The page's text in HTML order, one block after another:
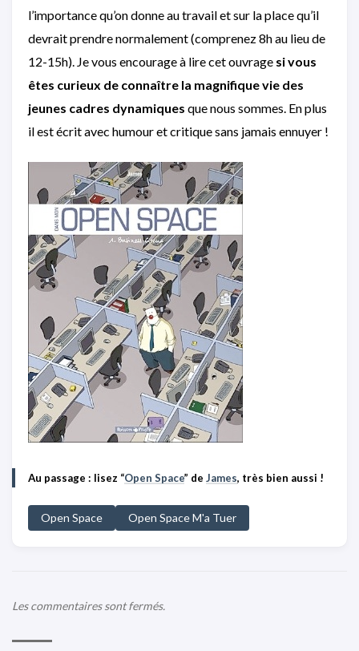
l’importance qu’on donne au travail et sur la place qu’il
devrait prendre normalement (comprenez 8h au lieu de
12-15h). Je vous encourage à lire cet ouvrage si vous
êtes curieux de connaître la magnifique vie des
jeunes cadres dynamiques que nous sommes. En plus
il est écrit avec humour et critique sans jamais ennuyer !
Au passage : lisez “Open Space” de James, très bien aussi !
Open Space Open Space M'a Tuer
Les commentaires sont fermés.